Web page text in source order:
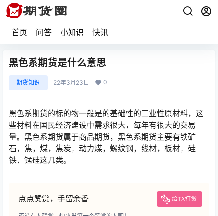
首页 问答 小知识 快讯
黑色系期货是什么意思
期货知识 22年3月23日 0
黑色系期货的标的物一般是的基础性的工业性原材料，这
些材料在国民经济建设中需求很大，每年有很大的交易
量。黑色系期货属于商品期货，黑色系期货主要有铁矿
石，焦，煤，焦炭，动力煤，螺纹钢，线材，板材，硅
铁，锰硅这几类。
点点赞赏，手留余香 给TA打赏